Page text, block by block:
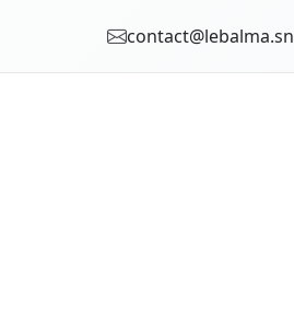
contact@lebalma.sn